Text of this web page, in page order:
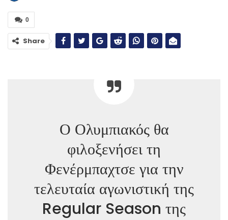
0
Share
Ο Ολυμπιακός θα
φιλοξενήσει τη
Φενέρμπαχτσε για την
τελευταία αγωνιστική της
Regular Season της